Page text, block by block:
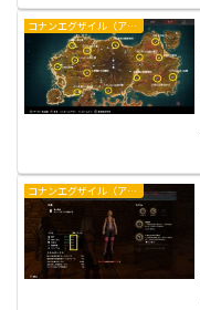
コナンエグザイル（アウトキャスト）
コナンエグザイル（アウトキャスト）